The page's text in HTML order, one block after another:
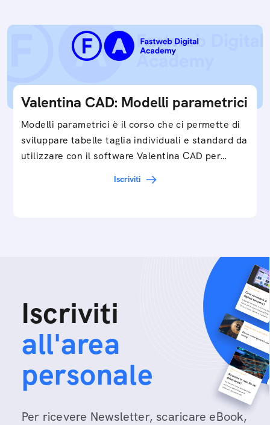
Valentina CAD: Modelli parametrici
Modelli parametrici è il corso che ci permette di
sviluppare tabelle taglia individuali e standard da
utilizzare con il software Valentina CAD per…
Iscriviti
Iscriviti
all'area
personale
Per ricevere Newsletter, scaricare eBook,